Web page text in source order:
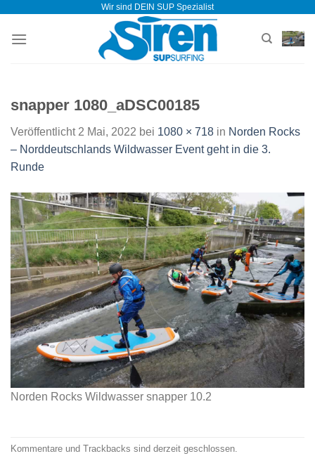
springen
Wir sind DEIN SUP Spezialist
snapper 1080_aDSC00185
Veröffentlicht 2 Mai, 2022 bei 1080 × 718 in Norden Rocks
– Norddeutschlands Wildwasser Event geht in die 3.
Runde
Norden Rocks Wildwasser snapper 10.2
Kommentare und Trackbacks sind derzeit geschlossen.